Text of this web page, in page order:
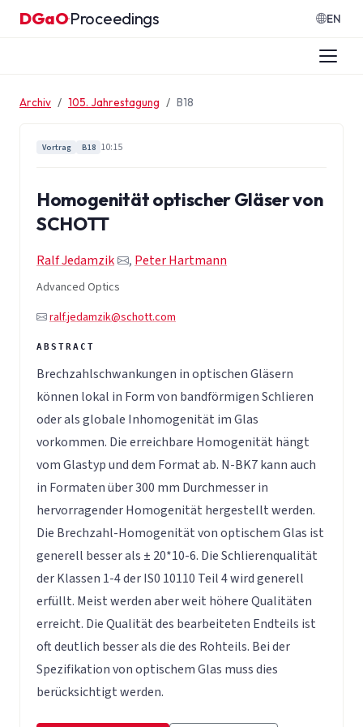
Zum Inhalt springen
DGaO·Proceedings EN
Archiv 105. Jahrestagung B18
Vortrag B18 10:15
Homogenität optischer Gläser von
SCHOTT
Ralf Jedamzik , Peter Hartmann
Advanced Optics
ralf.jedamzik@schott.com
Brechzahlschwankungen in optischen Gläsern
können lokal in Form von bandförmigen Schlieren
oder als globale Inhomogenität im Glas
vorkommen. Die erreichbare Homogenität hängt
vom Glastyp und dem Format ab. N-BK7 kann auch
in Formaten über 300 mm Durchmesser in
hervorragender Homogenität hergestellt werden.
Die Brechzahl-Homogenität von optischem Glas ist
generell besser als ± 20*10-6. Die Schlierenqualität
der Klassen 1-4 der IS0 10110 Teil 4 wird generell
erfüllt. Meist werden aber weit höhere Qualitäten
erreicht. Die Qualität des bearbeiteten Endteils ist
oft deutlich besser als die des Rohteils. Bei der
Spezifikation von optischem Glas muss dies
berücksichtigt werden.